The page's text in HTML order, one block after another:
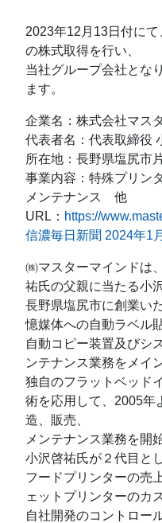
2023年12月13日付に
の株式取得を行い、
当社グループ会社とな
ます。
企業名：株式会社マス
代表者名：代表取締役
所在地：長野県塩尻市
事業内容：特殊プリン
メンテナンス 他
URL： https://
信濃毎日新聞 2024年1
㈱マスターマインドは
祐氏の父親に当たる小
長野県塩尻市に創業い
憶媒体への自動ラベル
自動コピー装置及びシ
ンテナンス業務をメイ
独自のフラットベッド
術を応用して、2005年
造、販売、
メンテナンス業務を開
小沢啓祐氏が２代目と
フードプリンターの売
ェットプリンターのカ
自社開発のコントロー